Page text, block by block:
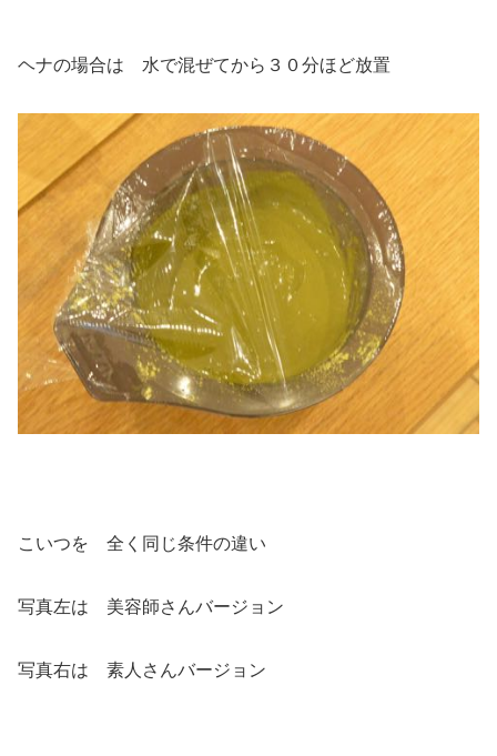
ヘナの場合は 水で混ぜてから３０分ほど放置
こいつを 全く同じ条件の違い
写真左は 美容師さんバージョン
写真右は 素人さんバージョン